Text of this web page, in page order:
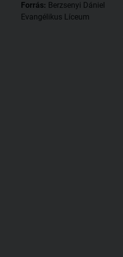
Forrás: Berzsenyi Dániel
Evangélikus Líceum